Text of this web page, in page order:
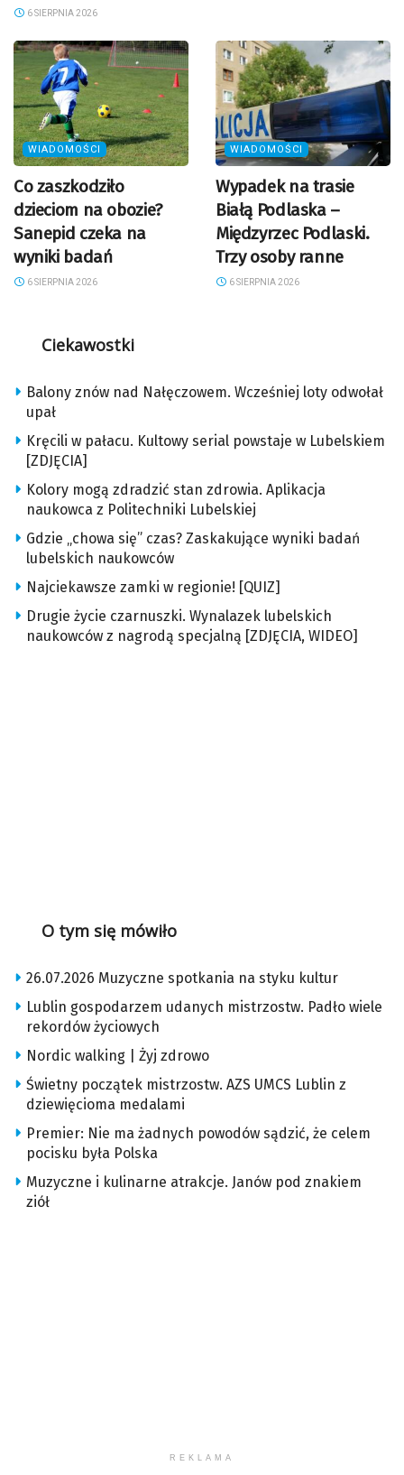
6 SIERPNIA 2026
WIADOMOŚCI
Co zaszkodziło
dzieciom na obozie?
Sanepid czeka na
wyniki badań
6 SIERPNIA 2026
WIADOMOŚCI
Wypadek na trasie
Białą Podlaska –
Międzyrzec Podlaski.
Trzy osoby ranne
6 SIERPNIA 2026
Ciekawostki
Balony znów nad Nałęczowem. Wcześniej loty odwołał
upał
Kręcili w pałacu. Kultowy serial powstaje w Lubelskiem
[ZDJĘCIA]
Kolory mogą zdradzić stan zdrowia. Aplikacja
naukowca z Politechniki Lubelskiej
Gdzie „chowa się” czas? Zaskakujące wyniki badań
lubelskich naukowców
Najciekawsze zamki w regionie! [QUIZ]
Drugie życie czarnuszki. Wynalazek lubelskich
naukowców z nagrodą specjalną [ZDJĘCIA, WIDEO]
O tym się mówiło
26.07.2026 Muzyczne spotkania na styku kultur
Lublin gospodarzem udanych mistrzostw. Padło wiele
rekordów życiowych
Nordic walking | Żyj zdrowo
Świetny początek mistrzostw. AZS UMCS Lublin z
dziewięcioma medalami
Premier: Nie ma żadnych powodów sądzić, że celem
pocisku była Polska
Muzyczne i kulinarne atrakcje. Janów pod znakiem
ziół
REKLAMA